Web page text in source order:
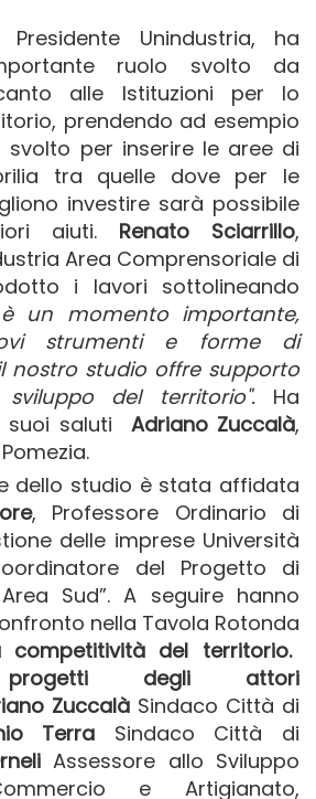
Presidente Unindustria, ha
ruolo svolto da
alle Istituzioni per lo
prendendo ad esempio
per inserire le aree di
tra quelle dove per le
investire sarà possibile
aiuti. Renato Sciarrillo,
Area Comprensoriale di
i lavori sottolineando
è un momento importante,
strumenti e forme di
nostro studio offre supporto
del territorio". Ha
suoi saluti Adriano Zuccalà,
dello studio è stata affidata
, Professore Ordinario di
delle imprese Università
del Progetto di
Sud”. A seguire hanno
nella Tavola Rotonda
competitività del territorio.
degli attori
Zuccalà Sindaco Città di
Terra Sindaco Città di
Assessore allo Sviluppo
e Artigianato,